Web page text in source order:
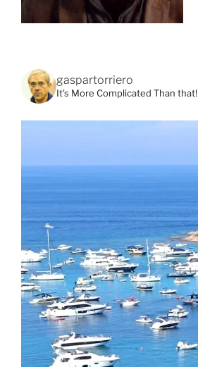
gaspartorriero
It's More Complicated Than that!